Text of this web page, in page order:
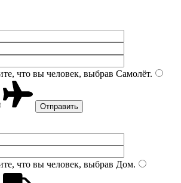
что вы человек, выбрав Самолёт.
что вы человек, выбрав Дом.